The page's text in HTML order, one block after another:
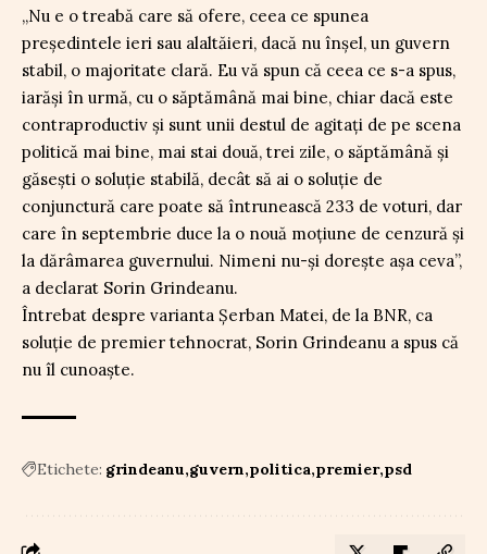
„Nu e o treabă care să ofere, ceea ce spunea
președintele ieri sau alaltăieri, dacă nu înșel, un guvern
stabil, o majoritate clară. Eu vă spun că ceea ce s-a spus,
iarăși în urmă, cu o săptămână mai bine, chiar dacă este
contraproductiv și sunt unii destul de agitați de pe scena
politică mai bine, mai stai două, trei zile, o săptămână și
găsești o soluție stabilă, decât să ai o soluție de
conjunctură care poate să întrunească 233 de voturi, dar
care în septembrie duce la o nouă moțiune de cenzură și
la dărâmarea guvernului. Nimeni nu-și dorește așa ceva”,
a declarat Sorin Grindeanu.
Întrebat despre varianta Șerban Matei, de la BNR, ca
soluție de premier tehnocrat, Sorin Grindeanu a spus că
nu îl cunoaște.
Etichete: grindeanu guvern politica premier psd